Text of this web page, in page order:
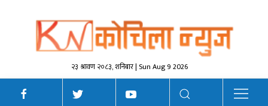
२३ श्रावण २०८३, शनिबार | Sun Aug 9 2026